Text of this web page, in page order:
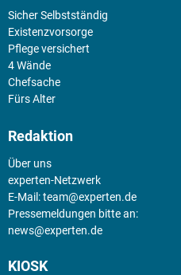
Sicher Selbstständig
Existenz­vorsorge
Pflege versichert
4 Wände
Chefsache
Fürs Alter
Redaktion
Über uns
experten-Netzwerk
E-Mail:team@experten.de
Pressemeldungen bitte an:
news@experten.de
KIOSK